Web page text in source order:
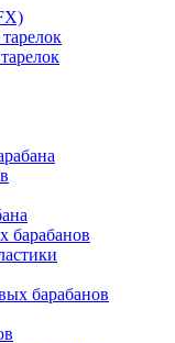
барабанов
барабанов